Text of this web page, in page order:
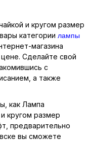
и кругом размер
категории лампы
магазина
Сделайте свой
с
а также
как Лампа
кругом размер
предварительно
вы сможете